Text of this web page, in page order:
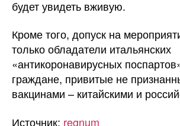
будет увидеть вживую.
Кроме того, допуск на
только обладатели итальянских
«антикоронавирусных
граждане, привитые не
вакцинами – китайскими и
Источник: regnum